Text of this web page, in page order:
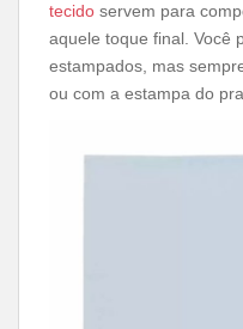
tecido servem para
aquele toque final. Você
estampados, mas
ou com a estampa do